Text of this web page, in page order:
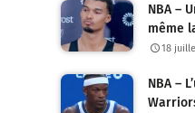
NBA –
même
18
NBA –